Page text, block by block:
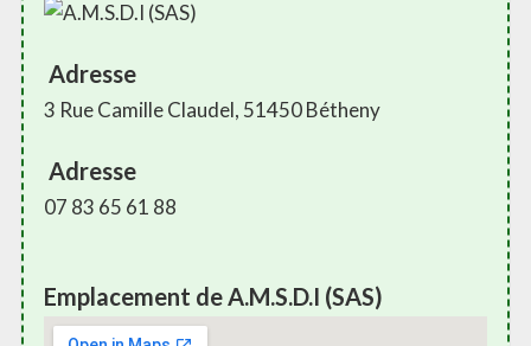
Adresse
3 Rue Camille Claudel, 51450 Bétheny
Adresse
07 83 65 61 88
Emplacement de A.M.S.D.I (SAS)